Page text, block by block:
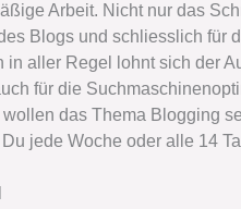
Arbeit. Nicht nur das
Blogs und schliesslich für
in aller Regel lohnt sich der
für die
das Thema Blogging
jede Woche oder alle 14